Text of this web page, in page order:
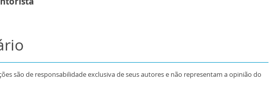
são de responsabilidade exclusiva de seus autores e não representam a opinião do